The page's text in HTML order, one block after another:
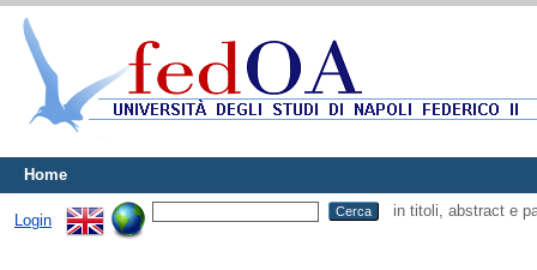
Home
Login
in titoli, abstract e